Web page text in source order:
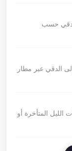
حسب
الدقي عبر مطار
المتأخرة أو